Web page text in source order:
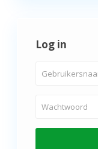
Log in